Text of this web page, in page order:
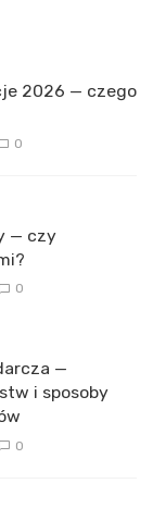
2026 — czego
0
— czy
0
—
i sposoby
0